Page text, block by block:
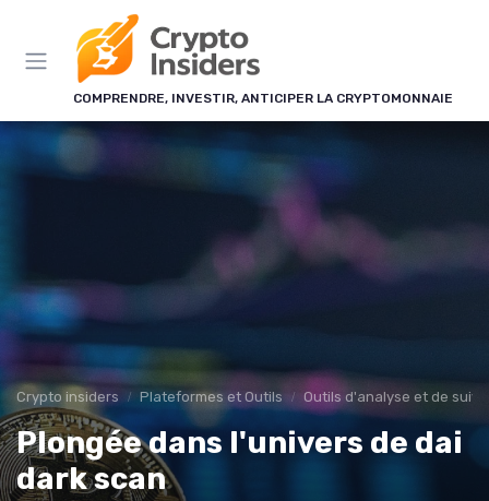
COMPRENDRE, INVESTIR, ANTICIPER LA CRYPTOMONNAIE
Crypto insiders Plateformes et Outils Outils d'analyse et de suivi
Plongée dans l'univers de dai
dark scan
Panneau de gestion des cookies